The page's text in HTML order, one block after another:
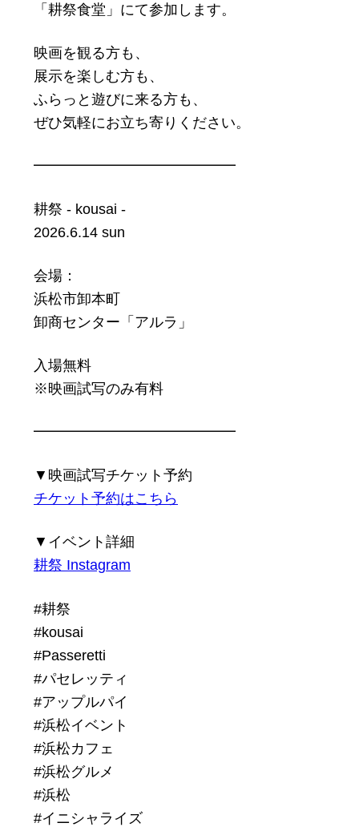
「耕祭食堂」にて参加します。
映画を観る方も、
展示を楽しむ方も、
ふらっと遊びに来る方も、
ぜひ気軽にお立ち寄りください。
━━━━━━━━━━━━━━
耕祭 - kousai -
2026.6.14 sun
会場：
浜松市卸本町
卸商センター「アルラ」
入場無料
※映画試写のみ有料
━━━━━━━━━━━━━━
▼映画試写チケット予約
チケット予約はこちら
▼イベント詳細
耕祭 Instagram
#耕祭
#kousai
#Passeretti
#パセレッティ
#アップルパイ
#浜松イベント
#浜松カフェ
#浜松グルメ
#浜松
#イニシャライズ